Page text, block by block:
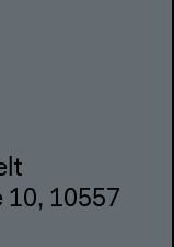
10, 10557